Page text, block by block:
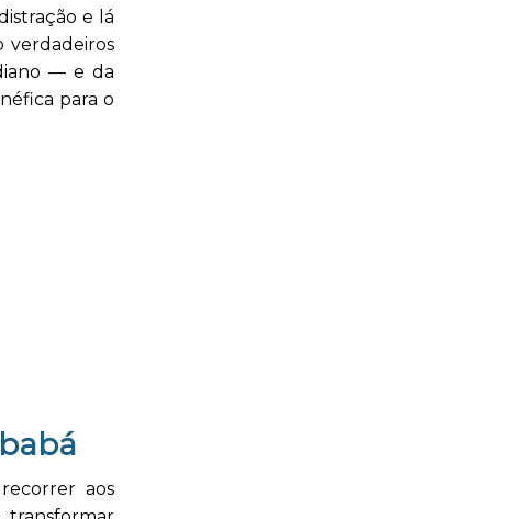
e lá
verdadeiros
— e da
para o
aos